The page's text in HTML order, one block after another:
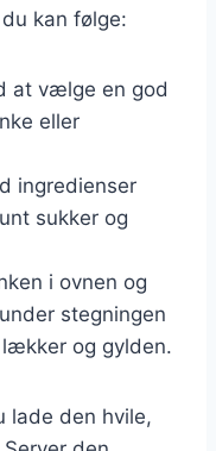
kan følge:
at vælge en god
eller
ingredienser
sukker og
i ovnen og
stegningen
og gylden.
lade den hvile,